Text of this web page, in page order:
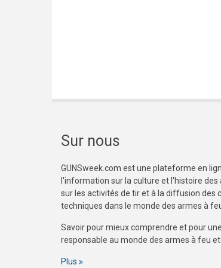
Sur nous
GUNSweek.com est une plateforme en
l'information sur la culture et l'histoire des
sur les activités de tir et à la diffusion des
techniques dans le monde des armes à
Savoir pour mieux comprendre et pour
responsable au monde des armes à feu et
Plus